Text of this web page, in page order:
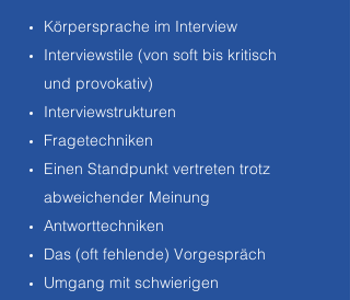
Körpersprache im Interview
Interviewstile (von soft bis kritisch
und provokativ)
Interviewstrukturen
Fragetechniken
Einen Standpunkt vertreten trotz
abweichender Meinung
Antworttechniken
Das (oft fehlende) Vorgespräch
Umgang mit schwierigen